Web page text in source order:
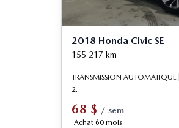
2018 Honda Civic SE
155 217 km
TRANSMISSION
2.
68 $ / sem
Achat 60 mois